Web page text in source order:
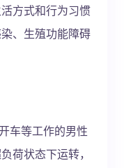
方式和行为习惯
、生殖功能障碍
车等工作的男性
荷状态下运转，